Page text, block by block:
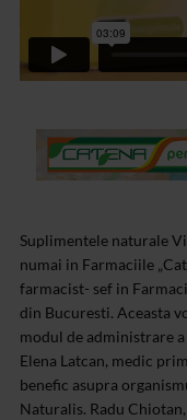
Suplimentele naturale
numai in Farmaciile
farmacist- sef in
din Bucuresti. Aceasta
modul de administrare
Elena Latcan, medic
benefic asupra
Naturalis. Radu